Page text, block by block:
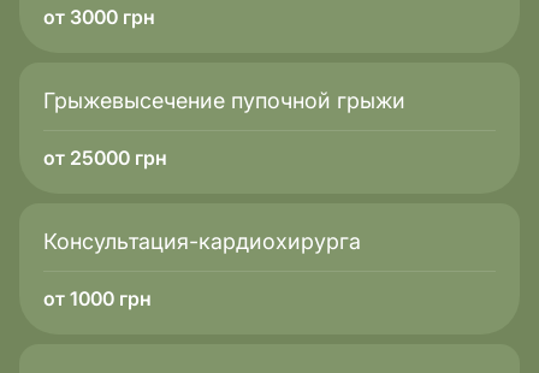
от 3000 грн
Грыжевысечение пупочной грыжи
от 25000 грн
Консультация-кардиохирурга
от 1000 грн